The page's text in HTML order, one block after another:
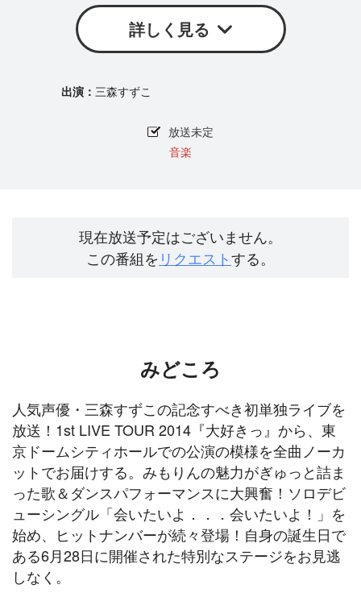
詳しく見る
三森すずこ
放送未定
音楽
現在放送予定はございません。
この番組を リクエストする。
みどころ
人気声優・三森すずこの記念すべき初単独ライブを
放送！1st LIVE TOUR 2014『大好きっ』から、東
京ドームシティホールでの公演の模様を全曲ノーカ
ットでお届けする。みもりんの魅力がぎゅっと詰ま
った歌＆ダンスパフォーマンスに大興奮！ソロデビ
ューシングル「会いたいよ．．．会いたいよ！」を
始め、ヒットナンバーが続々登場！自身の誕生日で
ある6月28日に開催された特別なステージをお見逃
しなく。